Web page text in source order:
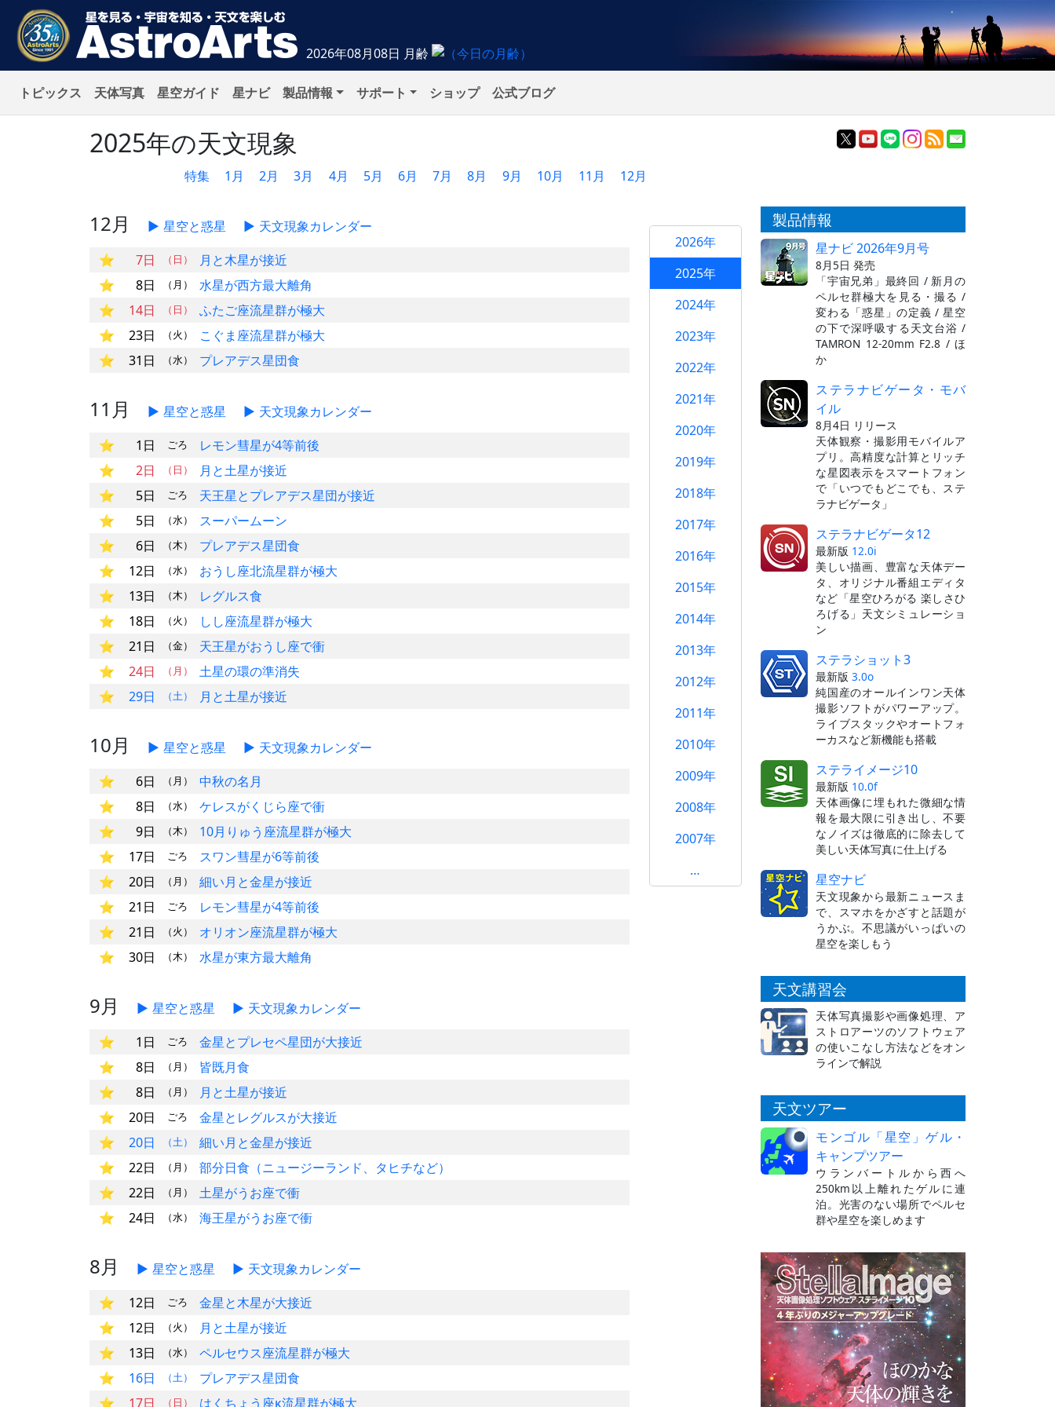
2026年08月08日 月齢
トピックス 天体写真 星空ガイド 星ナビ 製品情報 サポート ショップ 公式ブログ
2025年の天文現象
特集 1月 2月 3月 4月 5月 6月 7月 8月 9月 10月 11月 12月
12月 星空と惑星
天文現象カレンダー
7日
（日）
月と木星が接近
8日
（月）
水星が西方最大離角
14日
（日）
ふたご座流星群が極大
23日
（火）
こぐま座流星群が極大
31日
（水） プレアデス星団食
11月 星空と惑星
天文現象カレンダー
1日
ごろ
レモン彗星が4等前後
2日
（日）
月と土星が接近
5日
ごろ
天王星とプレアデス星団が接近
5日
（水）
スーパームーン
6日
（木）
プレアデス星団食
12日
（水）
おうし座北流星群が極大
13日
（木）
レグルス食
18日
（火）
しし座流星群が極大
21日
（金）
天王星がおうし座で衝
24日
（月）
土星の環の準消失
29日
（土） 月と土星が接近
10月 星空と惑星
天文現象カレンダー
6日
（月）
中秋の名月
8日
（水）
ケレスがくじら座で衝
9日
（木）
10月りゅう座流星群が極大
17日
ごろ
スワン彗星が6等前後
20日
（月）
細い月と金星が接近
21日
ごろ
レモン彗星が4等前後
21日
（火）
オリオン座流星群が極大
30日
（木） 水星が東方最大離角
9月 星空と惑星
天文現象カレンダー
1日
ごろ
金星とプレセペ星団が大接近
8日
（月）
皆既月食
8日
（月）
月と土星が接近
20日
ごろ
金星とレグルスが大接近
20日
（土）
細い月と金星が接近
22日
（月）
部分日食（ニュージーランド、タヒチなど）
22日
（月）
土星がうお座で衝
24日
（水） 海王星がうお座で衝
8月 星空と惑星
天文現象カレンダー
12日
ごろ
金星と木星が大接近
12日
（火）
月と土星が接近
13日
（水）
ペルセウス座流星群が極大
16日
（土）
プレアデス星団食
17日
（日）
はくちょう座κ流星群が極大
2026年
2025年
2024年
2023年
2022年
2021年
2020年
2019年
2018年
2017年
2016年
2015年
2014年
2013年
2012年
2011年
2010年
2009年
2008年
2007年
…
製品情報
星ナビ 2026年9月号
8月5日 発売
「宇宙兄弟」最終回 / 新月の
ペルセ群極大を見る・撮る /
変わる「惑星」の定義 / 星空
の下で深呼吸する天文台浴 /
TAMRON 12-20mm F2.8 / ほ
か
ステラナビゲータ・モバ
イル
8月4日 リリース
天体観察・撮影用モバイルア
プリ。高精度な計算とリッチ
な星図表示をスマートフォン
で「いつでもどこでも、ステ
ラナビゲータ」
ステラナビゲータ12
最新版 12.0i
美しい描画、豊富な天体デー
タ、オリジナル番組エディタ
など「星空ひろがる 楽しさひ
ろげる」天文シミュレーショ
ン
ステラショット3
最新版 3.0o
純国産のオールインワン天体
撮影ソフトがパワーアップ。
ライブスタックやオートフォ
ーカスなど新機能も搭載
ステライメージ10
最新版 10.0f
天体画像に埋もれた微細な情
報を最大限に引き出し、不要
なノイズは徹底的に除去して
美しい天体写真に仕上げる
星空ナビ
天文現象から最新ニュースま
で、スマホをかざすと話題が
うかぶ。不思議がいっぱいの
星空を楽しもう
天文講習会
天体写真撮影や画像処理、ア
ストロアーツのソフトウェア
の使いこなし方法などをオン
ラインで解説
天文ツアー
モンゴル「星空」ゲル・
キャンプツアー
ウランバートルから西へ
250km以上離れたゲルに連
泊。光害のない場所でペルセ
群や星空を楽しめます